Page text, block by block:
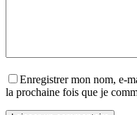
Enregistrer mon nom, e-
la prochaine fois que je